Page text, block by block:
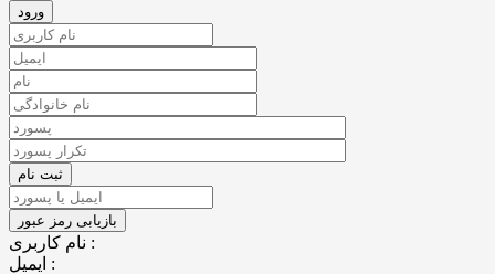
نام کاربری :
ایمیل :